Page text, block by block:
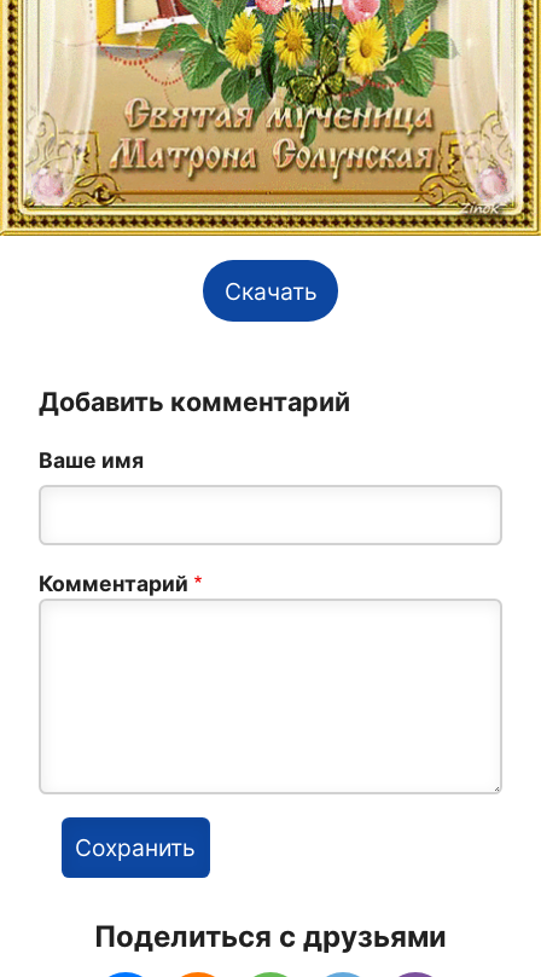
Скачать
Добавить комментарий
Ваше имя
Комментарий
Поделиться с друзьями